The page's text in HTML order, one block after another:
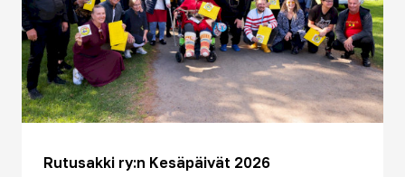
Rutusakki ry:n Kesäpäivät 2026